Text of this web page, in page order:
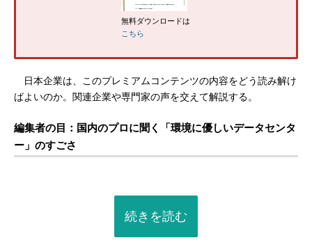
無料ダウンロードは
こちら
日本企業は、このプレミアムコンテンツの内容をどう読み解け
ばよいのか。関連企業や専門家の声を交えて解説する。
編集者の目：国内のプロに聞く「環境に優しいデータセンタ
ー」のすごさ
続きを読む